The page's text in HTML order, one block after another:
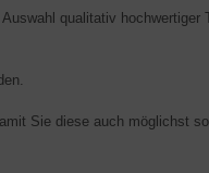
qualitativ hochwertiger
Sie diese auch möglichst